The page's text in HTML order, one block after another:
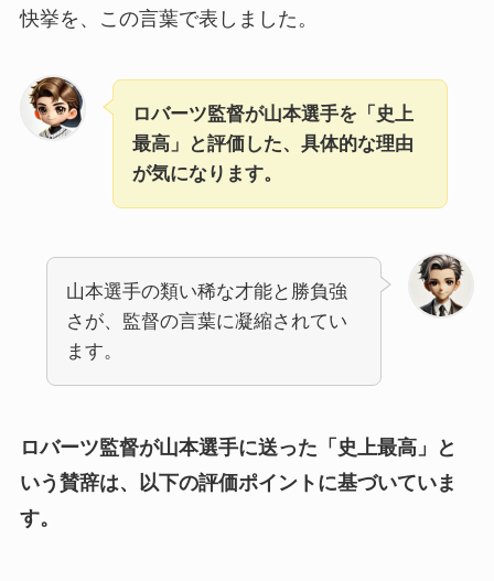
快挙を、この言葉で表しました。
ロバーツ監督が山本選手を「史上
最高」と評価した、具体的な理由
が気になります。
山本選手の類い稀な才能と勝負強
さが、監督の言葉に凝縮されてい
ます。
ロバーツ監督が山本選手に送った「史上最高」と
いう賛辞は、以下の評価ポイントに基づいていま
す。